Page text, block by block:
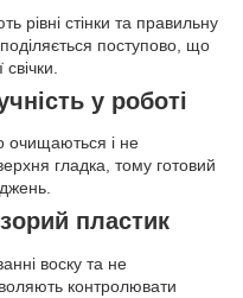
рівні стінки та правильну
поступово, що
у роботі
очищаються і не
гладка, тому готовий
пластик
воску та не
контролювати